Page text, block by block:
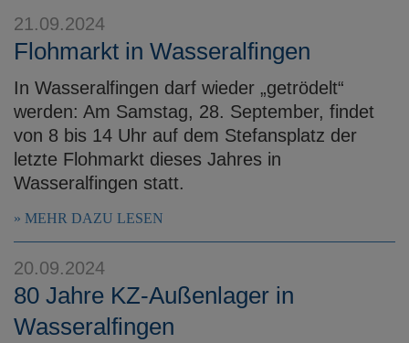
21.09.2024
Flohmarkt in Wasseralfingen
In Wasseralfingen darf wieder „getrödelt“
werden: Am Samstag, 28. September, findet
von 8 bis 14 Uhr auf dem Stefansplatz der
letzte Flohmarkt dieses Jahres in
Wasseralfingen statt.
MEHR DAZU LESEN
20.09.2024
80 Jahre KZ-Außenlager in
Wasseralfingen